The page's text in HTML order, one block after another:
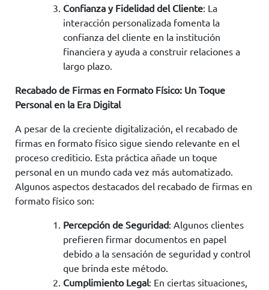
Confianza y Fidelidad del Cliente: La
interacción personalizada fomenta la
confianza del cliente en la institución
financiera y ayuda a construir relaciones a
largo plazo.
Recabado de Firmas en Formato Físico: Un Toque
Personal en la Era Digital
A pesar de la creciente digitalización, el recabado de
firmas en formato físico sigue siendo relevante en el
proceso crediticio. Esta práctica añade un toque
personal en un mundo cada vez más automatizado.
Algunos aspectos destacados del recabado de firmas en
formato físico son:
Percepción de Seguridad: Algunos clientes
prefieren firmar documentos en papel
debido a la sensación de seguridad y control
que brinda este método.
Cumplimiento Legal: En ciertas situaciones,